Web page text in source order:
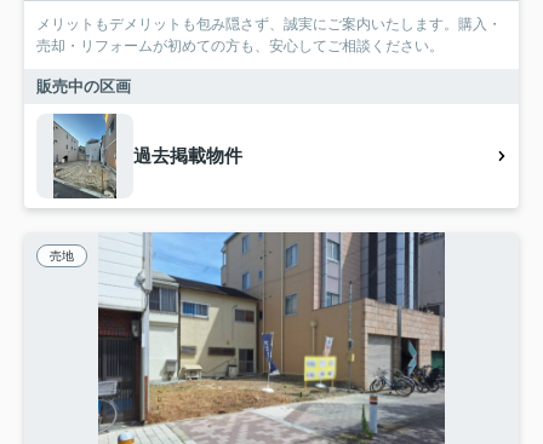
メリットもデメリットも包み隠さず、誠実にご案内いたします。購入・
売却・リフォームが初めての方も、安心してご相談ください。
販売中の区画
過去掲載物件
売地